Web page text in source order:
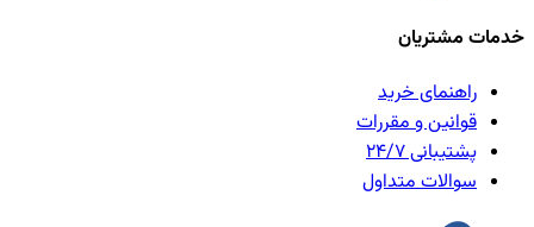
خدمات مشتریان
راهنمای خرید
قوانین و مقررات
پشتیبانی ۲۴/۷
سوالات متداول